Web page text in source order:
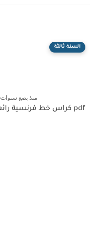
السنة ثالثة
منذ بضع سنوات
كراس خط فرنسية رائعة pdf